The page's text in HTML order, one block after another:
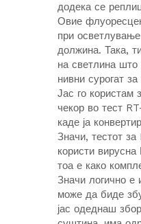
додека се
Овие
при
должина. Така,
на светлина што
нивни сурогат
Јас го
чекор во тест
каде ја
Значи, тестот
користи
тоа е како
Значи логично е
може да биде
јас одеднаш